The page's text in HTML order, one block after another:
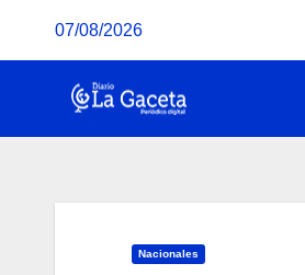
07/08/2026
Nacionales